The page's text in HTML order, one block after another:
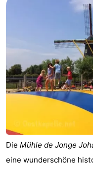
Die Mühle de Jonge
eine wunderschöne